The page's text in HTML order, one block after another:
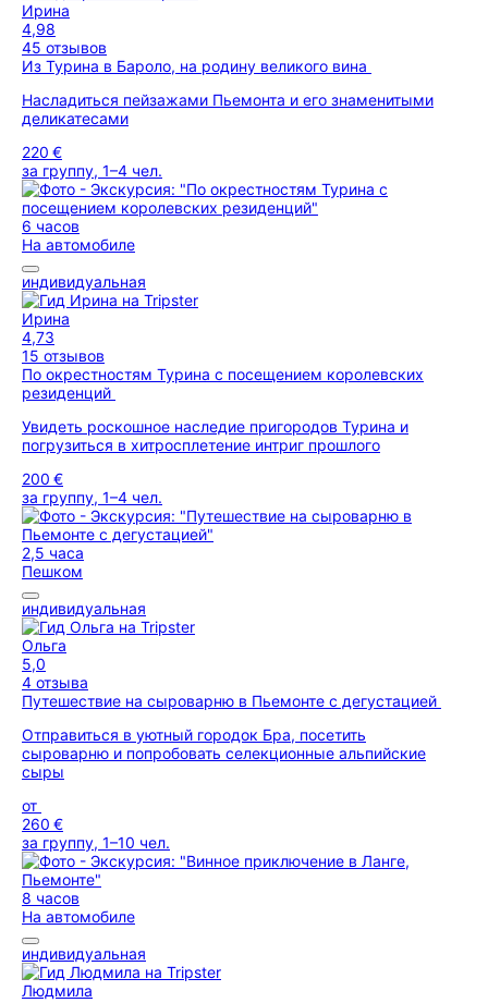
Ирина
4,98
45 отзывов
Из Турина в Бароло, на родину великого вина
Насладиться пейзажами Пьемонта и его знаменитыми
деликатесами
220 €
за группу, 1–4 чел.
6 часов
На автомобиле
индивидуальная
Ирина
4,73
15 отзывов
По окрестностям Турина с посещением королевских
резиденций
Увидеть роскошное наследие пригородов Турина и
погрузиться в хитросплетение интриг прошлого
200 €
за группу, 1–4 чел.
2,5 часа
Пешком
индивидуальная
Ольга
5,0
4 отзыва
Путешествие на сыроварню в Пьемонте с дегустацией
Отправиться в уютный городок Бра, посетить
сыроварню и попробовать селекционные альпийские
сыры
от
260 €
за группу, 1–10 чел.
8 часов
На автомобиле
индивидуальная
Людмила